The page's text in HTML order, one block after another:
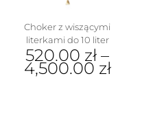
produktu
Choker z wiszącymi
literkami do 10 liter
520.00 zł –
4,500.00 zł